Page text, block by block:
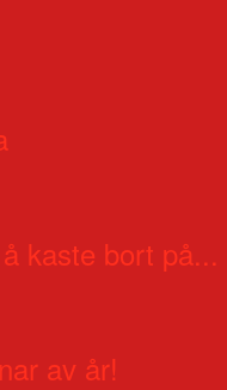
kaste bort på...
av år!